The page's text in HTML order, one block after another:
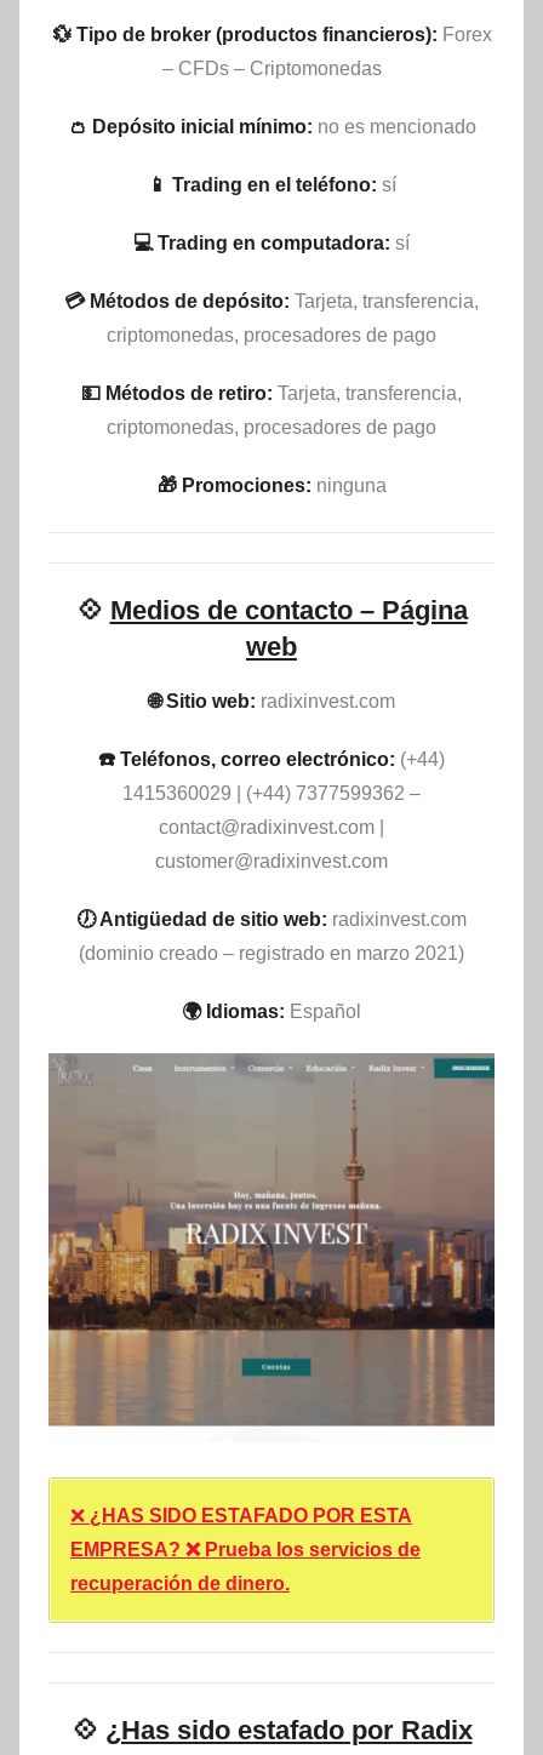
💱 Tipo de broker (productos financieros): Forex
– CFDs – Criptomonedas
👛 Depósito inicial mínimo: no es mencionado
📱 Trading en el teléfono: sí
💻 Trading en computadora: sí
💳 Métodos de depósito: Tarjeta, transferencia,
criptomonedas, procesadores de pago
💵​ Métodos de retiro: Tarjeta, transferencia,
criptomonedas, procesadores de pago
🎁 Promociones: ninguna
💠 Medios de contacto – Página
web
🌐 Sitio web: radixinvest.com
☎️ Teléfonos, correo electrónico: (+44)
1415360029 | (+44) 7377599362 –
contact@radixinvest.com
customer@radixinvest.com
🕖 Antigüedad de sitio web: radixinvest.com
(dominio creado – registrado en marzo 2021)
🌍 Idiomas: Español
❌ ¿HAS SIDO ESTAFADO POR ESTA
EMPRESA? ❌ Prueba los servicios de
recuperación de dinero.
💠 ¿Has sido estafado por Radix